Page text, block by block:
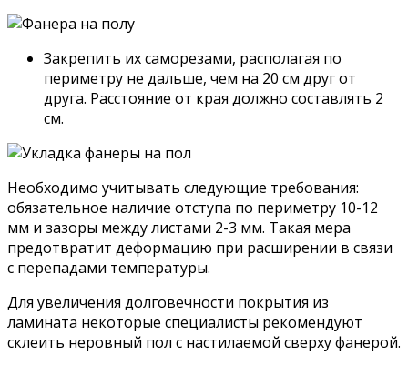
Закрепить их саморезами, располагая по
периметру не дальше, чем на 20 см друг от
друга. Расстояние от края должно составлять 2
см.
Необходимо учитывать следующие требования:
обязательное наличие отступа по периметру 10-12
мм и зазоры между листами 2-3 мм. Такая мера
предотвратит деформацию при расширении в связи
с перепадами температуры.
Для увеличения долговечности покрытия из
ламината некоторые специалисты рекомендуют
склеить неровный пол с настилаемой сверху фанерой.